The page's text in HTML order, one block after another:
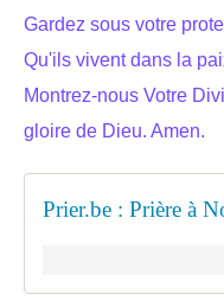
Gardez sous votre
Qu'ils vivent dans la
Montrez-nous Votre
gloire de Dieu. Amen.
Prier.be : Prière à